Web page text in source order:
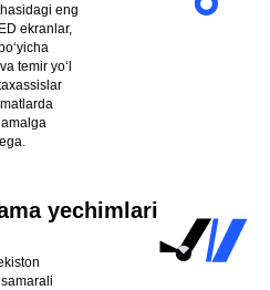
eng
ekranlar,
temir yo‘l
yechimlari